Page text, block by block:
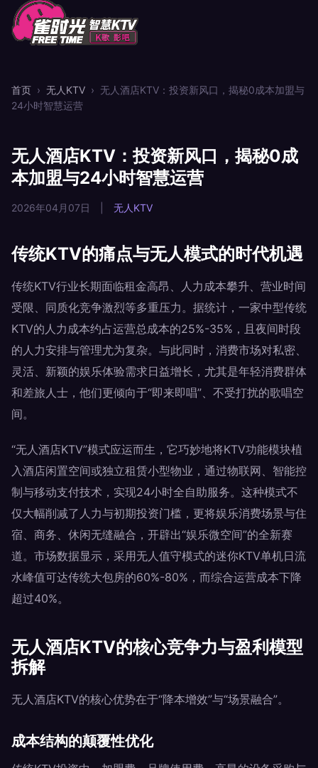
首页 › 无人KTV › 无人酒店KTV：投资新风口，揭秘0成本加盟与
24小时智慧运营
无人酒店KTV：投资新风口，揭秘0成
本加盟与24小时智慧运营
2026年04月07日 无人KTV
传统KTV的痛点与无人模式的时代机遇
传统KTV行业长期面临租金高昂、人力成本攀升、营业时间
受限、同质化竞争激烈等多重压力。据统计，一家中型传统
KTV的人力成本约占运营总成本的25%-35%，且夜间时段
的人力安排与管理尤为复杂。与此同时，消费市场对私密、
灵活、新颖的娱乐体验需求日益增长，尤其是年轻消费群体
和差旅人士，他们更倾向于“即来即唱”、不受打扰的歌唱空
间。
“无人酒店KTV”模式应运而生，它巧妙地将KTV功能模块植
入酒店闲置空间或独立租赁小型物业，通过物联网、智能控
制与移动支付技术，实现24小时全自助服务。这种模式不
仅大幅削减了人力与初期投资门槛，更将娱乐消费场景与住
宿、商务、休闲无缝融合，开辟出“娱乐微空间”的全新赛
道。市场数据显示，采用无人值守模式的迷你KTV单机日流
水峰值可达传统大包房的60%-80%，而综合运营成本下降
超过40%。
无人酒店KTV的核心竞争力与盈利模型
拆解
无人酒店KTV的核心优势在于“降本增效”与“场景融合”。
成本结构的颠覆性优化